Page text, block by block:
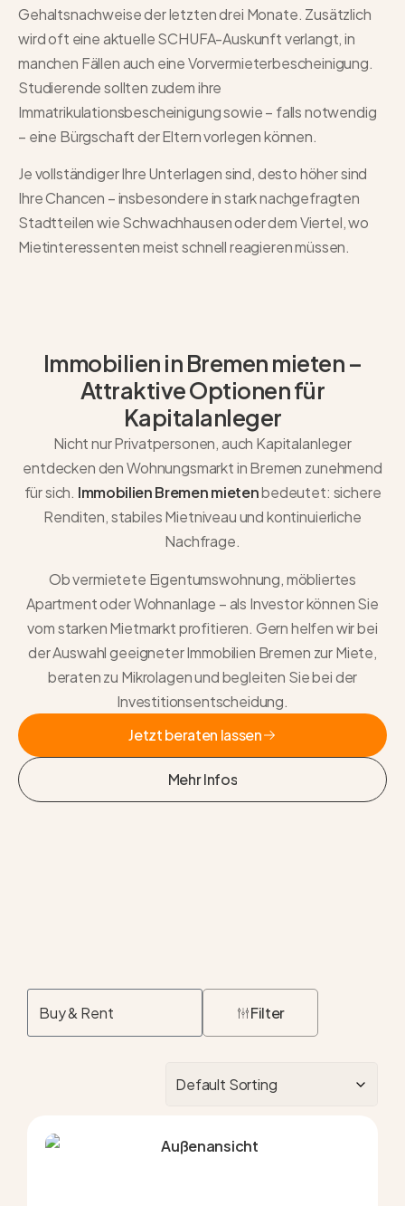
Gehaltsnachweise der letzten drei Monate. Zusätzlich
wird oft eine aktuelle SCHUFA-Auskunft verlangt, in
manchen Fällen auch eine Vorvermieterbescheinigung.
Studierende sollten zudem ihre
Immatrikulationsbescheinigung sowie – falls notwendig
– eine Bürgschaft der Eltern vorlegen können.
Je vollständiger Ihre Unterlagen sind, desto höher sind
Ihre Chancen – insbesondere in stark nachgefragten
Stadtteilen wie Schwachhausen oder dem Viertel, wo
Mietinteressenten meist schnell reagieren müssen.
Immobilien in Bremen mieten –
Attraktive Optionen für
Kapitalanleger
Nicht nur Privatpersonen, auch Kapitalanleger
entdecken den Wohnungsmarkt in Bremen zunehmend
für sich. Immobilien Bremen mietenbedeutet: sichere
Renditen, stabiles Mietniveau und kontinuierliche
Nachfrage.
Ob vermietete Eigentumswohnung, möbliertes
Apartment oder Wohnanlage – als Investor können Sie
vom starken Mietmarkt profitieren. Gern helfen wir bei
der Auswahl geeigneter Immobilien Bremen zur Miete,
beraten zu Mikrolagen und begleiten Sie bei der
Investitionsentscheidung.
Jetzt beraten lassen
Mehr Infos
Filter